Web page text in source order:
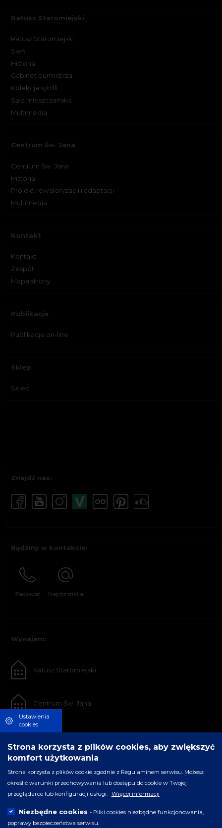
Ratusz Staromiejski
Ratusz Staromiejski
Sień
Historia
Gabinet burmistrza
Kolekcja sybilli
Sala mieszczańska
Multimedia
Centrum Św. Jana
Centrum Św. Jana
Historia
Projekt rewaloryzacji i adaptacji
Multimedia
Kontakt
Kontakt
Zespół
Mapa strony
Publikacje
Publikacje on-line
Sklep
Sklep
Znajdź nas:
Bądźmy w kontakcie:
Zadzwoń Napisz maila
Wynajem:
Ratusz Staromiejski
Centrum Św. Jana
Ustawienia
cookies
Strona korzysta z plików cookies, aby zwiększyć
komfort użytkowania
Strona korzysta z plików cookie zgodnie z Regulaminem serwisu. Możesz
określić warunki przechowywania lub dostępu do cookie w Twojej
przeglądarce lub konfiguracji usługi.
Więcej informacji
Niezbędne cookies - Pliki cookies niezbędne funkcjonowania,
poprawy bezpieczeństwa serwisu.